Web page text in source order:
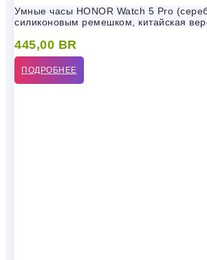
Умные часы HONOR Watch 5 Pro
силиконовым ремешком, китайская
445,00 BR
ПОДРОБНЕЕ